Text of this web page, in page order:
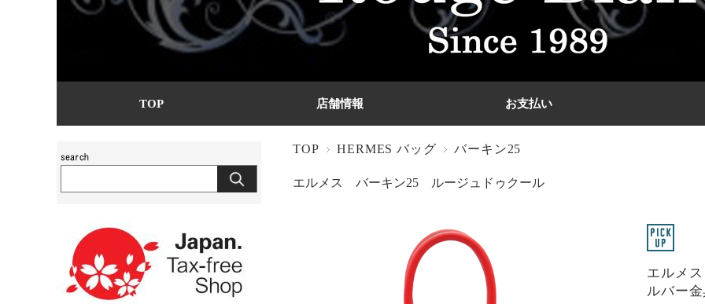
TOP 店舗情報 お支払い
TOP HERMES バッグ バーキン25
エルメス バーキン25 ルージュドゥクール
エルメ
ルバー